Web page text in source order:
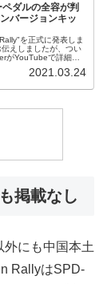
ダルの全容が判
バージョンキッ
を正式に発表しま
えしましたが、つい
がYouTubeで詳細を
2021.03.24
掲載なし
にも中国本土
RallyはSPD-